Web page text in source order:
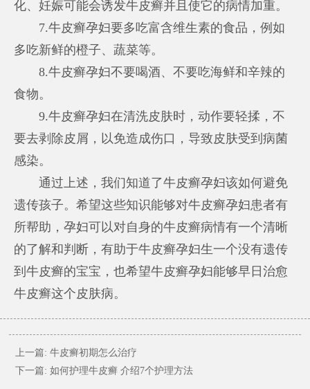
化、妊娠可能会诱发牛皮癣并且使它的病情加重。
7.牛皮癣孕妇要多吃富含维生素的食品，例如
多吃新鲜的橙子、蔬菜等。
8.牛皮癣孕妇不要喝酒、不要吃海鲜和辛辣的
食物。
9.牛皮癣孕妇在清洗皮肤时，动作要轻揉，不
要去剥除皮屑，以免造成伤口，导致皮肤受到病菌
感染。
通过上述，我们知道了牛皮癣孕妇该如何避免
遗传孩子。希望这些知识能够对牛皮癣孕妇患者有
所帮助，孕妇可以对自身的牛皮癣病情有一个清晰
的了解和判断，有助于牛皮癣孕妇生一个没有遗传
到牛皮癣的宝宝，也希望牛皮癣孕妇能够早日治愈
牛皮癣这个皮肤病。
上一篇: 牛皮癣初期怎么治疗
下一篇: 如何护理牛皮癣 介绍7个护理方法